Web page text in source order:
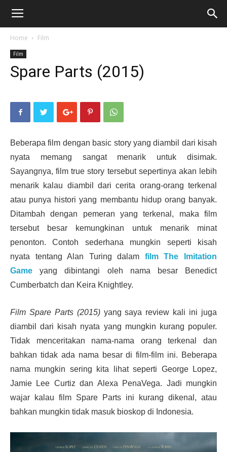
Home Film
Film
Spare Parts (2015)
Beberapa film dengan basic story yang diambil dari kisah
nyata memang sangat menarik untuk disimak.
Sayangnya, film true story tersebut sepertinya akan lebih
menarik kalau diambil dari cerita orang-orang terkenal
atau punya histori yang membantu hidup orang banyak.
Ditambah dengan pemeran yang terkenal, maka film
tersebut besar kemungkinan untuk menarik minat
penonton. Contoh sederhana mungkin seperti kisah
nyata tentang Alan Turing dalam film The Imitation
Game yang dibintangi oleh nama besar Benedict
Cumberbatch dan Keira Knightley.
Film Spare Parts (2015)yang saya review kali ini juga
diambil dari kisah nyata yang mungkin kurang populer.
Tidak menceritakan nama-nama orang terkenal dan
bahkan tidak ada nama besar di film-film ini. Beberapa
nama mungkin sering kita lihat seperti George Lopez,
Jamie Lee Curtiz dan Alexa PenaVega. Jadi mungkin
wajar kalau film Spare Parts ini kurang dikenal, atau
bahkan mungkin tidak masuk bioskop di Indonesia.